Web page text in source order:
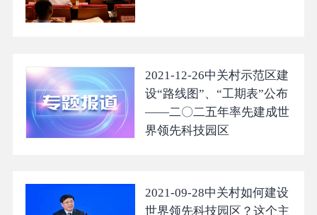
2021-12-26中关村示范区建
设“路线图”、“工期表”公布
——二〇二五年率先建成世
界领先科技园区
2021-09-28中关村如何建设
世界领先科技园区？这个主